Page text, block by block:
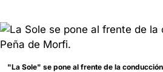
"La Sole" se pone al frente de la